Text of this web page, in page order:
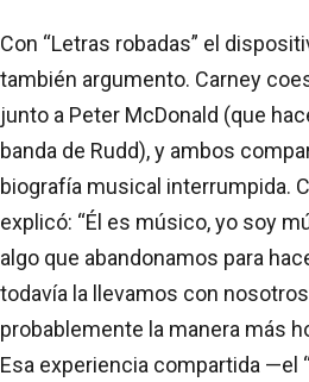
Con “Letras robadas” el
también argumento. Carney
junto a Peter McDonald (que
banda de Rudd), y ambos
biografía musical interrumpida.
explicó: “Él es músico, yo soy
algo que abandonamos para
todavía la llevamos con
probablemente la manera más
Esa experiencia compartida —el